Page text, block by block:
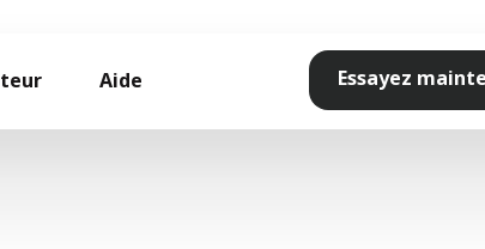
Aide Essayez